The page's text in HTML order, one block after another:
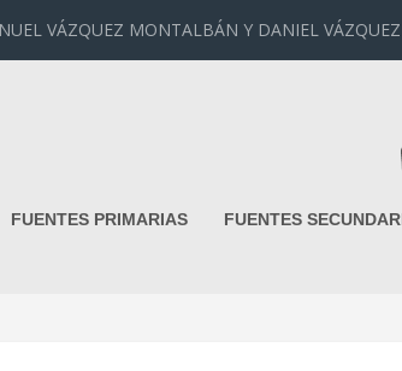
VÁZQUEZ MONTALBÁN Y DANIEL VÁZQUEZ
FUENTES PRIMARIAS FUENTES